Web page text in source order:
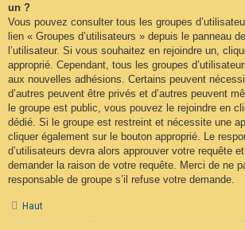
un ?
Vous pouvez consulter tous les groupes
lien « Groupes d’utilisateurs » depuis le panneau
l’utilisateur. Si vous souhaitez en rejoindre un,
approprié. Cependant, tous les groupes
aux nouvelles adhésions. Certains peuvent
d’autres peuvent être privés et d’autres peuvent
le groupe est public, vous pouvez le rejoindre en
dédié. Si le groupe est restreint et nécessite une
cliquer également sur le bouton approprié. Le
d’utilisateurs devra alors approuver votre requête
demander la raison de votre requête. Merci de ne
responsable de groupe s’il refuse votre demande.
Haut